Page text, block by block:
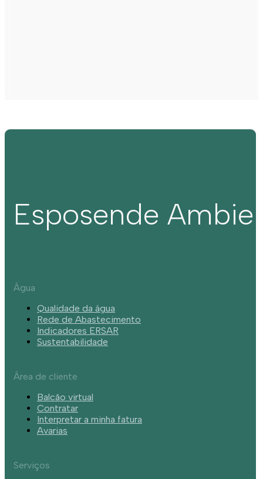
Esposende
Água
Qualidade da água
Rede de Abastecimento
Indicadores ERSAR
Sustentabilidade
Área de cliente
Balcão virtual
Contratar
Interpretar a minha fatura
Avarias
Serviços